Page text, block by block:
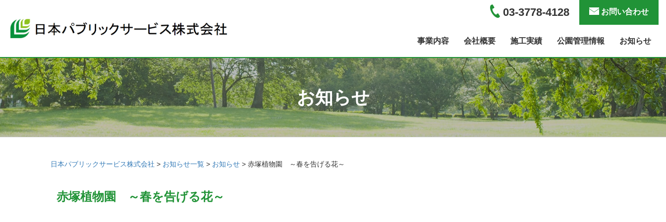
03-3778-4128 お問い合わせ
事業内容 会社概要 施工実績 公園管理情報 お知らせ
お知らせ
日本パブリックサービス株式会社 > お知らせ一覧 > お知らせ > 赤塚植物園 ～春を告げる花～
赤塚植物園 ～春を告げる花～